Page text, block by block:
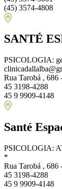
(45) 3574-4808
SANTÉ
PSICOLOGIA:
Rua Tarobá , 686
45 3198-4288
45 9 9909-4148
Santé
PSICOLOGIA:
*
Rua Tarobá , 686
45 3198-4288
45 9 9909-4148